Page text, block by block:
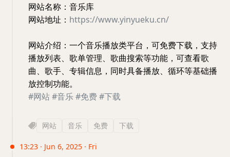
网站名称：音乐库
网站地址： https://www.yinyueku.cn/
网站介绍：一个音乐播放类平台，可免费下载，支持
播放列表、歌单管理、歌曲搜索等功能，可查看歌
曲、歌手、专辑信息，同时具备播放、循环等基础播
放控制功能。
#网站#音乐 #免费#下载
网站 音乐 免费 下载
13:23 · Jun 6, 2025 · Fri